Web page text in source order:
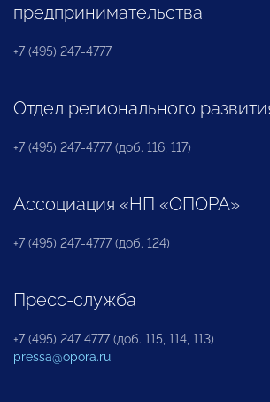
предпринимательства
+7 (495) 247-4777
Отдел регионального
+7 (495) 247-4777 (доб. 116, 117)
Ассоциация «НП «ОПОРА»
+7 (495) 247-4777 (доб. 124)
Пресс-служба
+7 (495) 247 4777 (доб. 115, 114, 113)
pressa@opora.ru